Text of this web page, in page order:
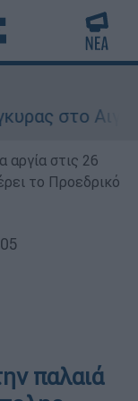
στο Αιγαίο:
αργία στις 26
το Προεδρικό
παλαιά